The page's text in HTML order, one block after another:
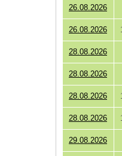
26.08.2026
26.08.2026
28.08.2026
28.08.2026
28.08.2026
28.08.2026
29.08.2026